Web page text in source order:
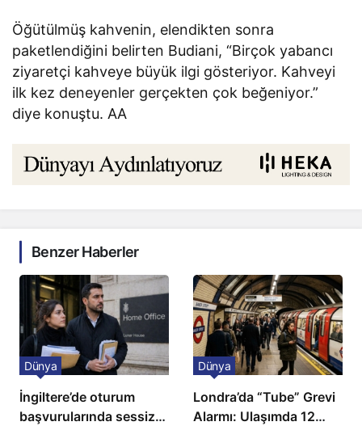
Öğütülmüş kahvenin, elendikten sonra
paketlendiğini belirten Budiani, “Birçok yabancı
ziyaretçi kahveye büyük ilgi gösteriyor. Kahveyi
ilk kez deneyenler gerçekten çok beğeniyor.”
diye konuştu. AA
Benzer Haberler
İngiltere’de oturum
başvurularında sessiz
Dünya
Londra’da “Tube” Grevi
Alarmı: Ulaşımda 12
Dünya